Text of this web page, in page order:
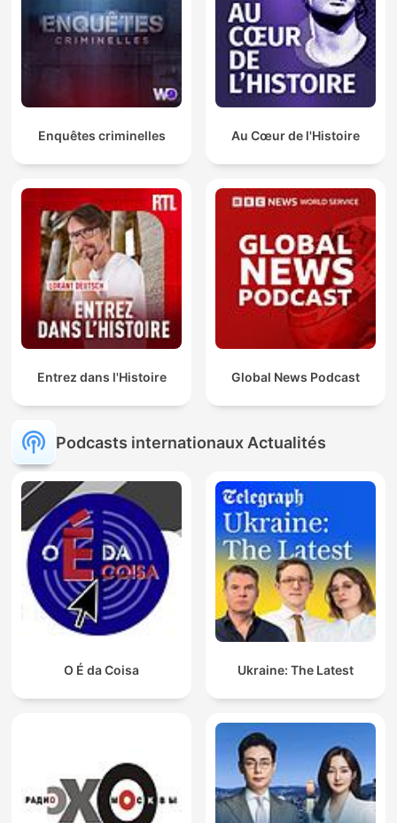
Enquêtes criminelles Au Cœur de l'Histoire
Entrez dans l'Histoire Global News Podcast
Podcasts internationaux Actualités
O É da Coisa Ukraine: The Latest